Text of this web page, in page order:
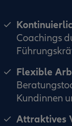
Coachings
Flexible
Kundinnen
Attraktives